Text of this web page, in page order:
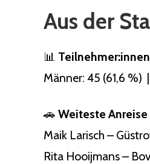
Aus der
📊
Männer: 45 (61,6 %)
🚗 Weiteste Anreise
Maik Larisch –
Rita Hooijmans –